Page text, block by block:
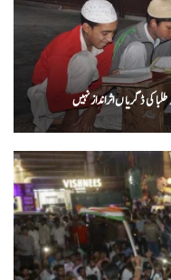
کی ڈگریا ں اثرانداز نہیں